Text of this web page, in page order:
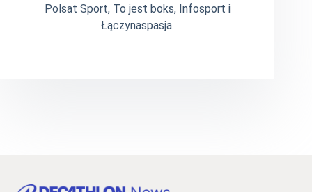
Polsat Sport, To jest boks, Infosport i
Łączynaspasja.